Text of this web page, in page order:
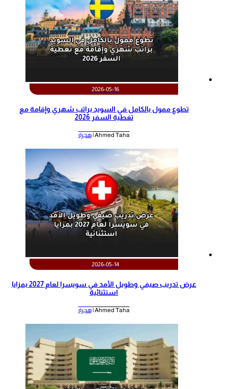
2026-05-16
تطوع ممول بالكامل في السويد براتب شهري وإقامة مع
تغطية السفر 2026
Ahmed Taha | هجرة
2026-05-14
عرض تدريب صيفي وطويل الأمد في سويسرا لعام 2027 بمزايا
استثنائية
Ahmed Taha | هجرة